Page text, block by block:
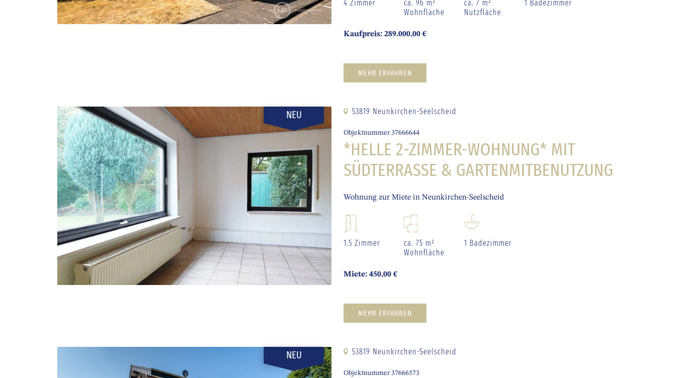
4 Zimmer
ca. 96 m²
Wohnfläche
ca. 7 m²
Nutzfläche
1 Badezimmer
Kaufpreis: 289.000,00 €
MEHR ERFAHREN
NEU 53819 Neunkirchen-Seelscheid
Objektnummer 37666644
*HELLE 2-ZIMMER-WOHNUNG* MIT
SÜDTERRASSE & GARTENMITBENUTZUNG
Wohnung zur Miete in Neunkirchen-Seelscheid
1.5 Zimmer
ca. 75 m²
Wohnfläche
1 Badezimmer
Miete: 450,00 €
MEHR ERFAHREN
NEU 53819 Neunkirchen-Seelscheid
Objektnummer 37666573